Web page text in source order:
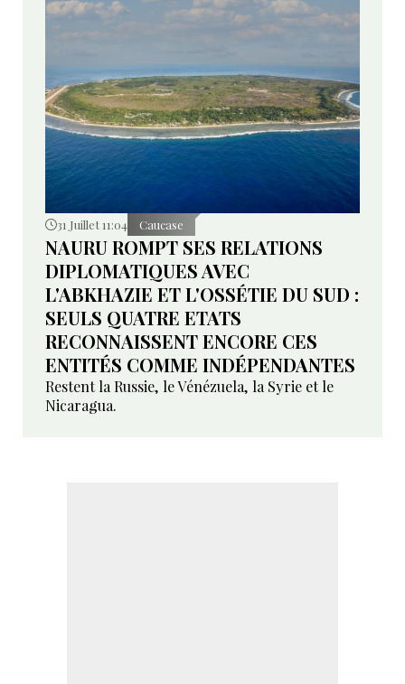
31 Juillet 11:04 Caucase
NAURU ROMPT SES RELATIONS
DIPLOMATIQUES AVEC
L'ABKHAZIE ET L'OSSÉTIE DU SUD :
SEULS QUATRE ETATS
RECONNAISSENT ENCORE CES
ENTITÉS COMME INDÉPENDANTES
Restent la Russie, le Vénézuela, la Syrie et le
Nicaragua.